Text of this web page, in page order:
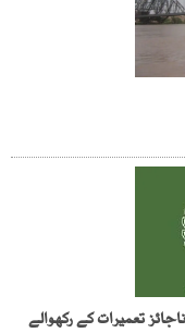
تعمیرات کے رکھوالے